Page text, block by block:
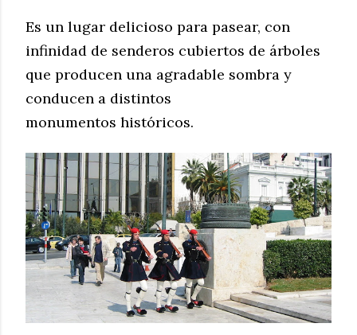
Es un lugar delicioso para pasear, con
infinidad de senderos cubiertos de árboles
que producen una agradable sombra y
conducen a distintos
monumentos históricos.